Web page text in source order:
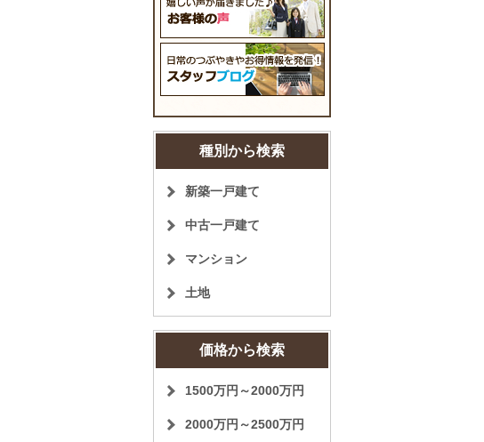
種別から検索
新築一戸建て
中古一戸建て
マンション
土地
価格から検索
1500万円～2000万円
2000万円～2500万円